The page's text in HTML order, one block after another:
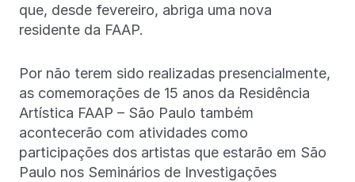
que, desde fevereiro, abriga uma nova
residente da FAAP.
Por não terem sido realizadas presencialmente,
as comemorações de 15 anos da Residência
Artística FAAP – São Paulo também
acontecerão com atividades como
participações dos artistas que estarão em São
Paulo nos Seminários de Investigações